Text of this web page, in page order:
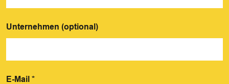
Unternehmen (optional)
E-Mail *